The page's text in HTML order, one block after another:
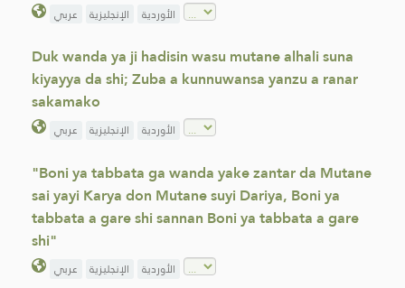
عربي الإنجليزية الأوردية
Duk wanda ya ji hadisin wasu mutane alhali suna
kiyayya da shi; Zuba a kunnuwansa yanzu a ranar
sakamako
عربي الإنجليزية الأوردية
"Boni ya tabbata ga wanda yake zantar da Mutane
sai yayi Karya don Mutane suyi Dariya, Boni ya
tabbata a gare shi sannan Boni ya tabbata a gare
shi"
عربي الإنجليزية الأوردية